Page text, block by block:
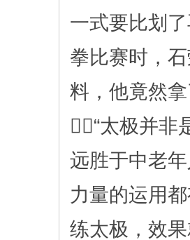
一式要比划
拳比赛时，
料，他竟然
“太极并非
远胜于中老
力量的运用
练太极，效